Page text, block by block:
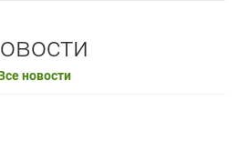
новости